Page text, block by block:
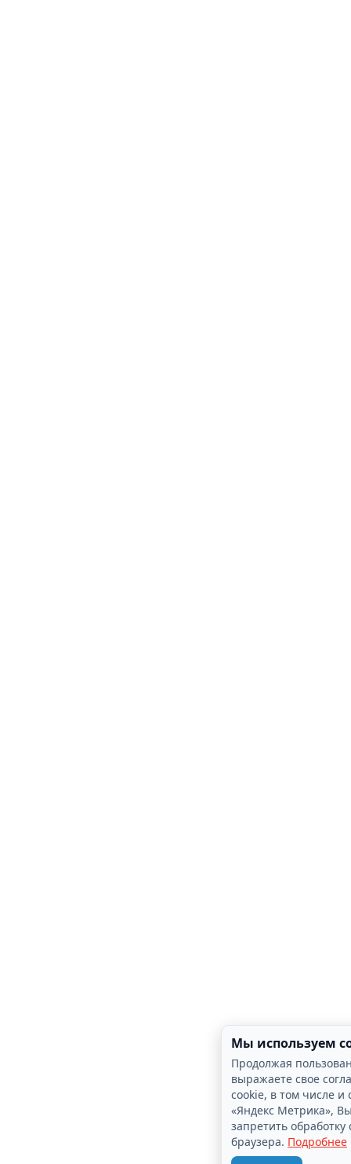
Мы используем
Продолжая
выражаете свое
cookie, в том числе и
«Яндекс Метрика»,
запретить обработку
браузера. Подробнее